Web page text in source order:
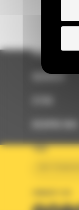
PRODUSE
TARA